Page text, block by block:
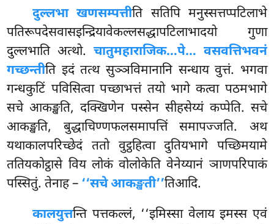
दुल्लभा खणसम्पत्तीति सतिपि मनुस्सत्तप्पटिलाभे
पतिरूपदेसवासइन्द्रियावेकल्लसद्धापटिलाभादयो गुणा
दुल्लभाति अत्थो. चातुमहाराजिक…पे… वसवत्तिभवनं
गच्छन्तीति इदं तत्थ सुञ्ञविमानानि सन्धाय वुत्तं. भगवा
गन्धकुटिं पविसित्वा पच्छाभत्तं तयो भागे कत्वा पठमभागे
सचे आकङ्खति, दक्खिणेन पस्सेन सीहसेय्यं कप्पेति. सचे
आकङ्खति, बुद्धाचिण्णफलसमापत्तिं समापज्जति. अथ
यथाकालपरिच्छेदं ततो वुट्ठहित्वा दुतियभागे पच्छिमयामे
ततियकोट्ठासे विय लोकं वोलोकेति वेनेय्यानं ञाणपरिपाकं
पस्सितुं. तेनाह – ‘‘सचे आकङ्खती’’तिआदि.
कालयुत्तन्ति पत्तकल्लं, ‘‘इमिस्सा वेलाय इमस्स एवं